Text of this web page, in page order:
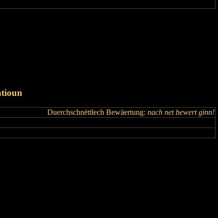
Duerchschnëttlech Bewäertung: nach net bewert ginn!